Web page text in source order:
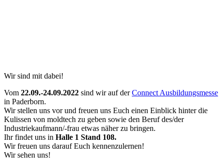
Wir sind mit dabei!
Vom 22.09.-24.09.2022 sind wir auf derConnect Ausbildungsmesse
in Paderborn.
Wir stellen uns vor und freuen uns Euch einen Einblick hinter die
Kulissen von moldtech zu geben sowie den Beruf des/der
Industriekaufmann/-frau etwas näher zu bringen.
Ihr findet uns in Halle 1 Stand 108.
Wir freuen uns darauf Euch kennenzulernen!
Wir sehen uns!